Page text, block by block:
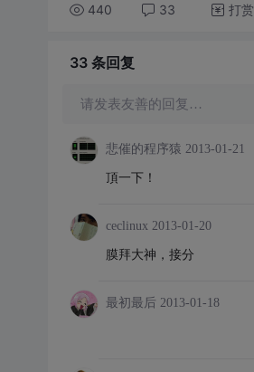
440 33 打赏
33 条回复
请发表友善的回复…
悲催的程序猿 2013-01-21
頂一下！
ceclinux 2013-01-20
膜拜大神，接分
最初最后 2013-01-18